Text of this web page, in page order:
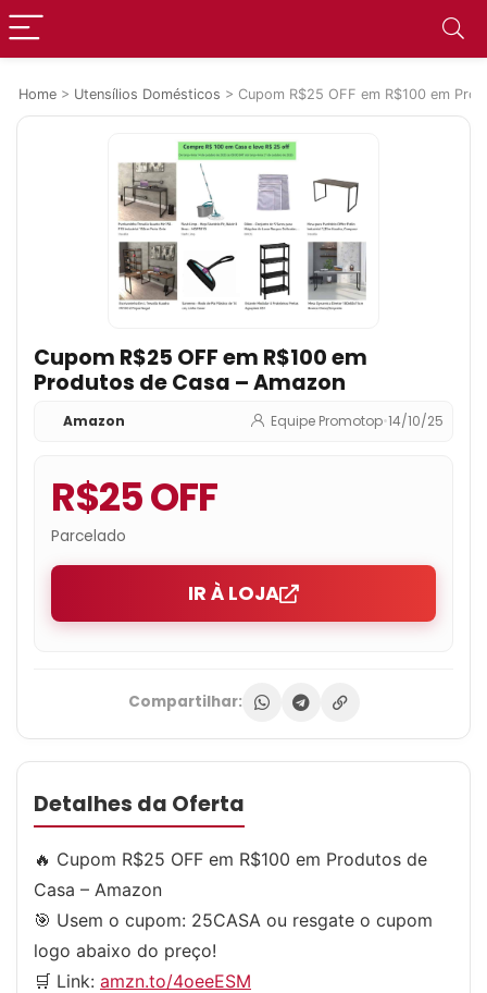
Home > Utensílios Domésticos > Cupom R$25 OFF em R$100 em
Cupom R$25 OFF em R$100 em
Produtos de Casa – Amazon
Amazon Equipe Promotop•14/10/25
R$25 OFF
Parcelado
IR À LOJA
Compartilhar:
Detalhes da Oferta
🔥 Cupom R$25 OFF em R$100 em Produtos de
Casa – Amazon
🎯 Usem o cupom: 25CASA ou resgate o cupom
logo abaixo do preço!
🛒 Link: amzn.to/4oeeESM